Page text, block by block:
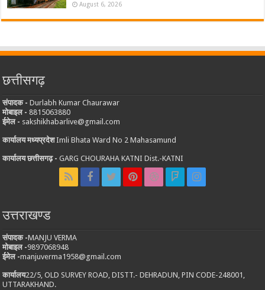
August 6, 2026
छत्तीसगढ़
संपादक - Durlabh Kumar Chaurawar
मोबाइल - 8815063880
ईमेल - sakshikhabarlive@gmail.com
कार्यालय मध्यप्रदेशImli Bhata Ward No 2 Mahasamund
कार्यालय छत्तीसगढ़ - GARG CHOURAHA KATNI Dist.-KATNI
उत्तराखण्ड
संपादक -MANJU VERMA
मोबाइल -9897068948
ईमेल -manjuverma1958@gmail.com
कार्यालय22/5, OLD SURVEY ROAD, DISTT.- DEHRADUN, PIN CODE-248001,
UTTARAKHAND.